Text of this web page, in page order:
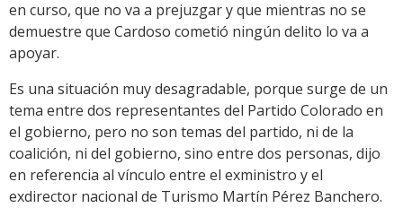
en curso, que no va a prejuzgar y que mientras no se
demuestre que Cardoso cometió ningún delito lo va a
apoyar.
Es una situación muy desagradable, porque surge de un
tema entre dos representantes del Partido Colorado en
el gobierno, pero no son temas del partido, ni de la
coalición, ni del gobierno, sino entre dos personas, dijo
en referencia al vínculo entre el exministro y el
exdirector nacional de Turismo Martín Pérez Banchero.